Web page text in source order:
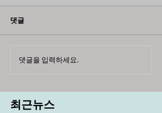
댓글
댓글을 입력하세요.
최근뉴스